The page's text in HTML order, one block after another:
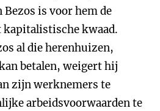
Bezos is voor hem de
kapitalistische kwaad.
al die herenhuizen,
betalen, weigert hij
zijn werknemers te
arbeidsvoorwaarden te